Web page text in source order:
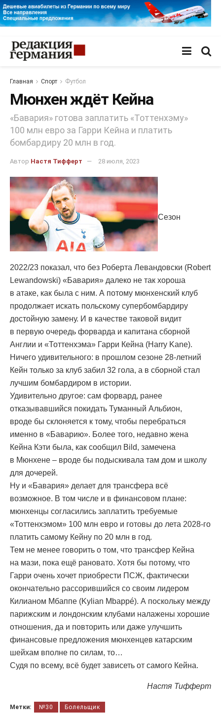
Главная Спорт Футбол
Мюнхен ждёт Кейна
«Бавария» готова заплатить «Тоттенхэму»
100 млн евро за Гарри Кейна и платить
бомбардиру 20 млн в год.
Автор Настя Тифферт 28 июля, 2023
Сезон
2022/23 показал, что без Роберта Левандовски (Robert
Lewandowski) «Бавария» далеко не так хороша
в атаке, как была с ним. А потому мюнхенский клуб
продолжает искать польскому супербомбардиру
достойную замену. И в качестве таковой видит
в первую очередь форварда и капитана сборной
Англии и «Тоттенхэма» Гарри Кейна (Harry Kane).
Ничего удивительного: в прошлом сезоне 28-летний
Кейн только за клуб забил 32 гола, а в сборной стал
лучшим бомбардиром в истории.
Удивительно другое: сам форвард, ранее
отказывавшийся покидать Туманный Альбион,
вроде бы склоняется к тому, чтобы перебраться
именно в «Баварию». Более того, недавно жена
Кейна Кэти была, как сообщил Bild, замечена
в Мюнхене – вроде бы подыскивала там дом и школу
для дочерей.
Ну и «Бавария» делает для трансфера всё
возможное. В том числе и в финансовом плане:
мюнхенцы согласились заплатить требуемые
«Тоттенхэмом» 100 млн евро и готовы до лета 2028-го
платить самому Кейну по 20 млн в год.
Тем не менее говорить о том, что трансфер Кейна
на мази, пока ещё рановато. Хотя бы потому, что
Гарри очень хочет приобрести ПСЖ, фактически
окончательно рассорившийся со своим лидером
Килианом Мбаппе (Kylian Mbappé). А поскольку между
парижским и лондонским клубами налажены хорошие
отношения, да и повторить или даже улучшить
финансовые предложения мюнхенцев катарским
шейхам вполне по силам, то…
Судя по всему, всё будет зависеть от самого Кейна.
Настя Тифферт
Метки: №30 Болельщик